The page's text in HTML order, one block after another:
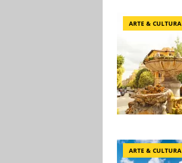
ARTE & CULTURA
ARTE & CULTURA